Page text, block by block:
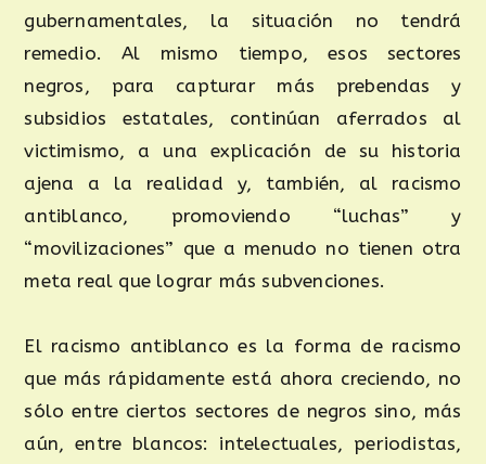
gubernamentales, la situación no tendrá
remedio. Al mismo tiempo, esos sectores
negros, para capturar más prebendas y
subsidios estatales, continúan aferrados al
victimismo, a una explicación de su historia
ajena a la realidad y, también, al racismo
antiblanco, promoviendo “luchas” y
“movilizaciones” que a menudo no tienen otra
meta real que lograr más subvenciones.
El racismo antiblanco es la forma de racismo
que más rápidamente está ahora creciendo, no
sólo entre ciertos sectores de negros sino, más
aún, entre blancos: intelectuales, periodistas,